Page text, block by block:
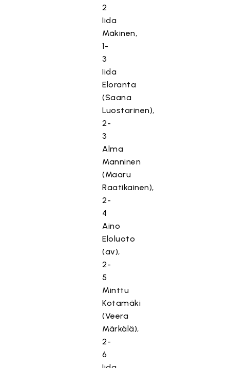
2
Iida
Mäkinen,
1-
3
Iida
Eloranta
(Saana
Luostarinen),
2-
3
Alma
Manninen
(Maaru
Raatikainen),
2-
4
Aino
Eloluoto
(av),
2-
5
Minttu
Kotamäki
(Veera
Märkälä),
2-
6